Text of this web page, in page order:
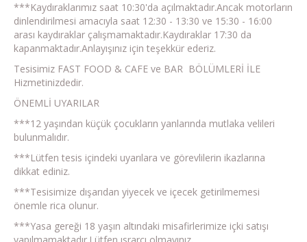
***Kaydıraklarımız saat 10:30'da açılmaktadır.Ancak motorların
dinlendirilmesi amacıyla saat 12:30 - 13:30 ve 15:30 - 16:00
arası kaydıraklar çalışmamaktadır.Kaydıraklar 17:30 da
kapanmaktadır.Anlayışınız için teşekkür ederiz.
Tesisimiz FAST FOOD & CAFE ve BAR BÖLÜMLERİ İLE
Hizmetinizdedir.
ÖNEMLİ UYARILAR
***12 yaşından küçük çocukların yanlarında mutlaka velileri
bulunmalıdır.
***Lütfen tesis içindeki uyarılara ve görevlilerin ikazlarına
dikkat ediniz.
***Tesisimize dışarıdan yiyecek ve içecek getirilmemesi
önemle rica olunur.
***Yasa gereği 18 yaşın altındaki misafirlerimize içki satışı